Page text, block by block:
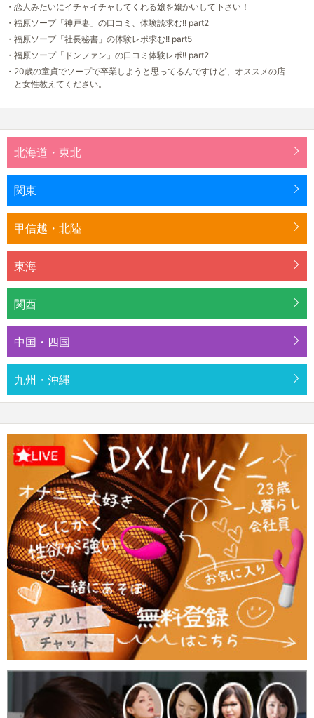
・恋人みたいにイチャイチャしてくれる嬢を嬢かいして下さい！
・福原ソープ「神戸妻」の口コミ、体験談求む!! part2
・福原ソープ「社長秘書」の体験レポ求む!! part5
・福原ソープ「ドンファン」の口コミ体験レポ!! part2
・20歳の童貞でソープで卒業しようと思ってるんですけど、オススメの店
と女性教えてください。
北海道・東北
関東
甲信越・北陸
東海
関西
中国・四国
九州・沖縄